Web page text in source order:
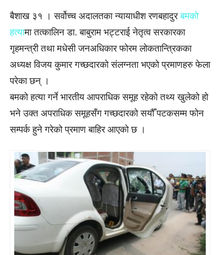
बैशाख ३१ । सर्वोच्च अदालतका न्यायाधीश रणबहादुरबमको
हत्यामा तत्कालिन डा. बाबुराम भट्टराई नेतृत्व सरकारका
गृहमन्त्री तथा मधेसी जनअधिकार फोरम लोकतान्त्रिकका
अध्यक्ष विजय कुमार गच्छदारको संलग्नता भएको प्रमाणहरु फेला
परेका छन् ।
बमको हत्या गर्ने भारतीय आपराधिक समूह रहेको तथ्य खुलेको हो
भने उक्त अपराधिक समूहसँग गच्छदारको सयौँ पटकसम्म फोन
सम्पर्क हुने गरेको प्रमाण बाहिर आएको छ ।